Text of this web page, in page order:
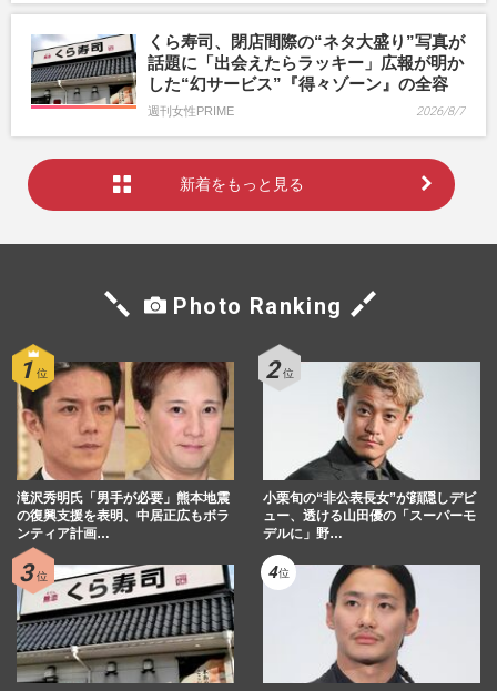
くら寿司、閉店間際の“ネタ大盛り”写真が
話題に「出会えたらラッキー」広報が明か
した“幻サービス”『得々ゾーン』の全容
週刊女性PRIME 2026/8/7
新着をもっと見る
Photo Ranking
滝沢秀明氏「男手が必要」熊本地震
の復興支援を表明、中居正広もボラ
ンティア計画…
小栗旬の“非公表長女”が顔隠しデビ
ュー、透ける山田優の「スーパーモ
デルに」野…